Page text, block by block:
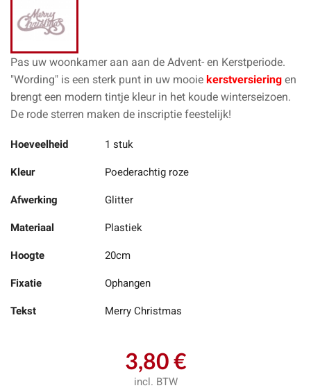
Pas uw woonkamer aan aan de Advent- en Kerstperiode.
"Wording" is een sterk punt in uw mooie kerstversiering en
brengt een modern tintje kleur in het koude winterseizoen.
De rode sterren maken de inscriptie feestelijk!
Hoeveelheid 1 stuk
Kleur Poederachtig roze
Afwerking Glitter
Materiaal Plastiek
Hoogte 20cm
Fixatie Ophangen
Tekst Merry Christmas
3,80 €
incl. BTW